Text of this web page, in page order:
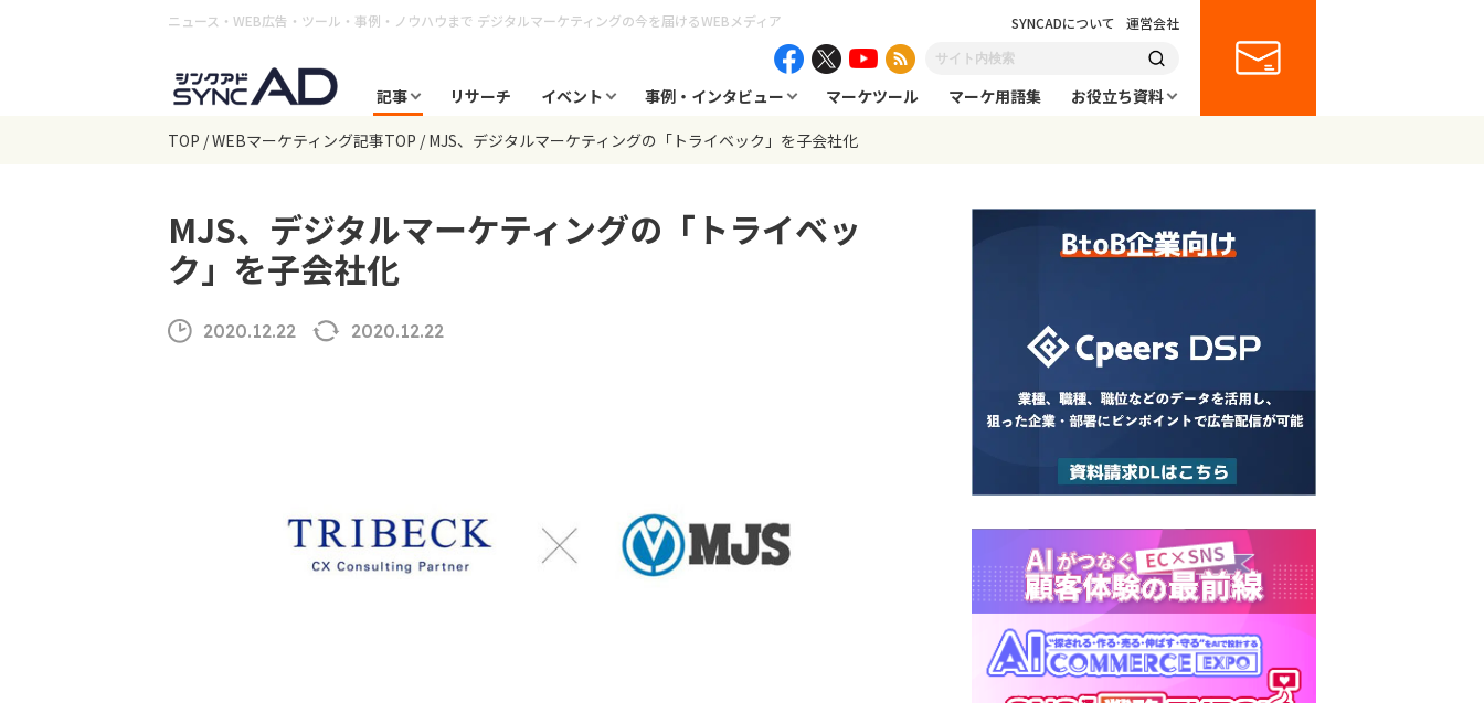
ニュース・WEB広告・ツール・事例・ノウハウまで デジタルマーケティングの今を届けるWEBメディア SYNCADについて 運営会社
記事 リサーチ イベント 事例・インタビュー マーケツール マーケ用語集
お役立ち資料
TOP WEBマーケティング記事TOP MJS、デジタルマーケティングの「トライベック」を子会社化
MJS、デジタルマーケティングの「トライベッ
ク」を子会社化
2020.12.22 2020.12.22